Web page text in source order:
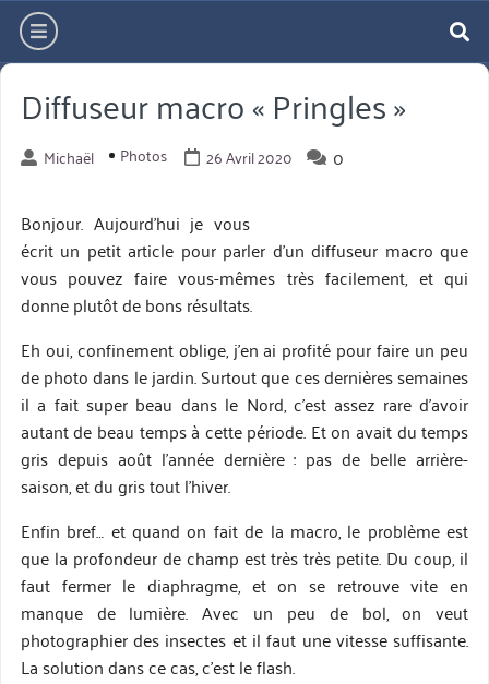
Aller
directement
au
contenu
hamburger
Diffuseur macro « Pringles »
Michaël Photos 26 Avril 2020 0
Bonjour. Aujourd’hui je vous
écrit un petit article pour parler d’un diffuseur macro que
vous pouvez faire vous-mêmes très facilement, et qui
donne plutôt de bons résultats.
Eh oui, confinement oblige, j’en ai profité pour faire un peu
de photo dans le jardin. Surtout que ces dernières semaines
il a fait super beau dans le Nord, c’est assez rare d’avoir
autant de beau temps à cette période. Et on avait du temps
gris depuis août l’année dernière : pas de belle arrière-
saison, et du gris tout l’hiver.
Enfin bref… et quand on fait de la macro, le problème est
que la profondeur de champ est très très petite. Du coup, il
faut fermer le diaphragme, et on se retrouve vite en
manque de lumière. Avec un peu de bol, on veut
photographier des insectes et il faut une vitesse suffisante.
La solution dans ce cas, c’est le flash.